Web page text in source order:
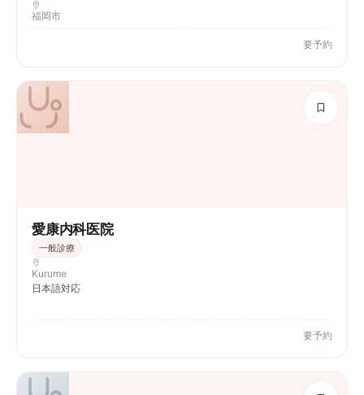
福岡市
要予約
愛康内科医院
一般診療
Kurume
日本語対応
要予約